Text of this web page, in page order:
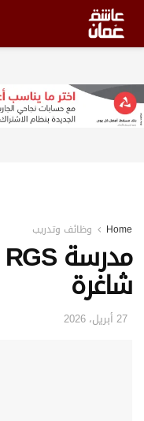
Home وظائف وتدريب
شاغرة
27 أبريل، 2026